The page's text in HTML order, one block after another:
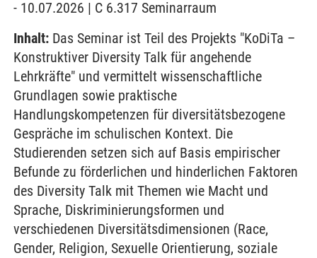
- 10.07.2026 | C 6.317 Seminarraum
Inhalt: Das Seminar ist Teil des Projekts "KoDiTa –
Konstruktiver Diversity Talk für angehende
Lehrkräfte" und vermittelt wissenschaftliche
Grundlagen sowie praktische
Handlungskompetenzen für diversitätsbezogene
Gespräche im schulischen Kontext. Die
Studierenden setzen sich auf Basis empirischer
Befunde zu förderlichen und hinderlichen Faktoren
des Diversity Talk mit Themen wie Macht und
Sprache, Diskriminierungsformen und
verschiedenen Diversitätsdimensionen (Race,
Gender, Religion, Sexuelle Orientierung, soziale